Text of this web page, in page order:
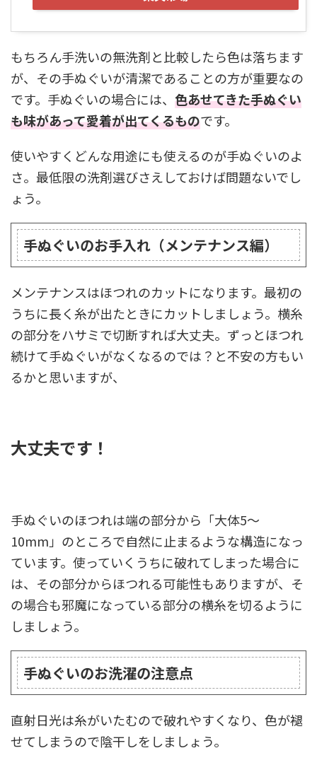
もちろん手洗いの無洗剤と比較したら色は落ちます
が、その手ぬぐいが清潔であることの方が重要なの
です。手ぬぐいの場合には、 色あせてきた手ぬぐい
も味があって愛着が出てくるものです。
使いやすくどんな用途にも使えるのが手ぬぐいのよ
さ。最低限の洗剤選びさえしておけば問題ないでし
ょう。
手ぬぐいのお手入れ（メンテナンス編）
メンテナンスはほつれのカットになります。最初の
うちに長く糸が出たときにカットしましょう。横糸
の部分をハサミで切断すれば大丈夫。ずっとほつれ
続けて手ぬぐいがなくなるのでは？と不安の方もい
るかと思いますが、
大丈夫です！
手ぬぐいのほつれは端の部分から「大体5～
10mm」のところで自然に止まるような構造になっ
ています。使っていくうちに破れてしまった場合に
は、その部分からほつれる可能性もありますが、そ
の場合も邪魔になっている部分の横糸を切るように
しましょう。
手ぬぐいのお洗濯の注意点
直射日光は糸がいたむので破れやすくなり、色が褪
せてしまうので陰干しをしましょう。